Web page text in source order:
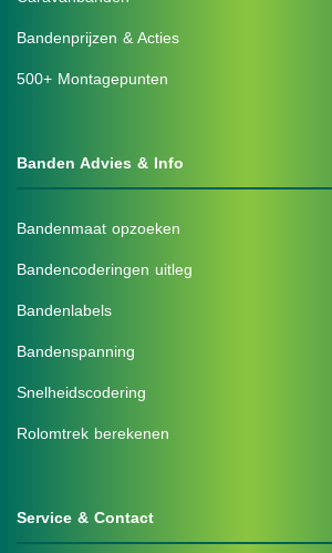
Bandenprijzen & Acties
500+ Montagepunten
Banden Advies & Info
Bandenmaat opzoeken
Bandencoderingen uitleg
Bandenlabels
Bandenspanning
Snelheidscodering
Rolomtrek berekenen
Service & Contact